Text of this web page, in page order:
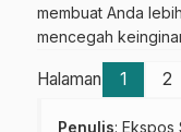
membuat Anda
mencegah
Halaman 1 2
Penulis: Ekspos